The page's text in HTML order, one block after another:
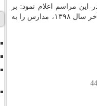
مراسم اعلام نمود: بر
مبنای ماده ۶۹ سند توسعه، لایه زیرساخت هوشمندسازی مدارس بر عهده وزارت ارتباطات است كه موظف شده تا آخر سال ۱۳۹۸، مدارس را به